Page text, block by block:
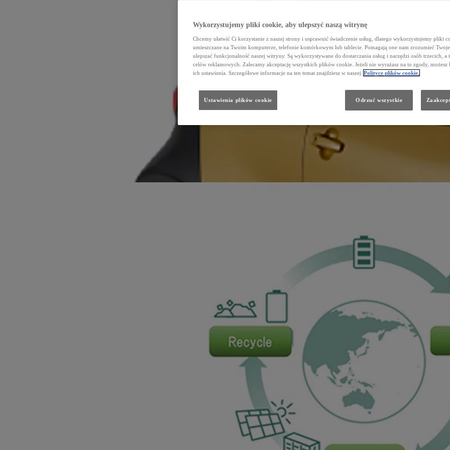
Wykorzystujemy pliki cookie, aby ulepszyć naszą witrynę
Chcemy ułatwić Ci korzystanie z naszej strony i usprawnić świadczenie usług, dlatego wykorzystujemy pliki
umieszczane na Twoim komputerze, telefonie komórkowym lub tablecie. Pomagają one nam zrozumieć
ulepszać funkcjonalność naszej witryny. Są wykorzystywane do dostarczania usług i narzędzi osób trzecich, a
celów reklamowych. Zalecamy akceptację wszystkich plików cookie. Jeżeli nie wyrażasz na to zgody, możesz
ich ustawienia. Szczegółowe informacje na ten temat znajdziesz w naszej Polityce plików cookie.
Ustawienia plików cookie Odrzuć wszystkie